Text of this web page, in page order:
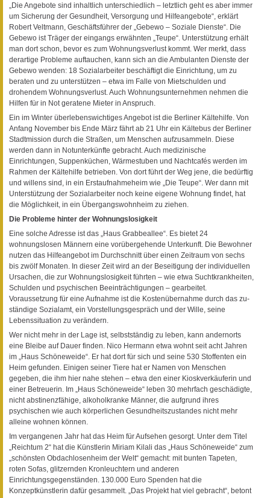
„Die Angebote sind inhaltlich unterschiedlich – letztlich geht es aber immer
um Sicherung der Gesundheit, Versorgung und Hilfeangebote“, erklärt
Robert Veltmann, Geschäftsführer der „Gebewo – Soziale Dienste“. Die
Gebewo ist Träger der eingangs erwähnten „Teupe“. Unterstützung erhält
man dort schon, bevor es zum Wohnungsverlust kommt. Wer merkt, dass
derartige Probleme auftauchen, kann sich an die Ambulanten Dienste der
Gebewo wenden: 18 Sozialarbeiter beschäftigt die Einrichtung, um zu
beraten und zu unterstützen – etwa im Falle von Mietschulden und
drohendem Wohnungsverlust. Auch Wohnungsunternehmen nehmen die
Hilfen für in Not geratene Mieter in Anspruch.
Ein im Winter überlebenswichtiges Angebot ist die Berliner Kältehilfe. Von
Anfang November bis Ende März fährt ab 21 Uhr ein Kältebus der Berliner
Stadtmission durch die Straßen, um Menschen aufzusammeln. Diese
werden dann in Notunterkünfte gebracht. Auch medizinische
Einrichtungen, Suppenküchen, Wärmestuben und Nachtcafés werden im
Rahmen der Kältehilfe betrieben. Von dort führt der Weg jene, die bedürftig
und willens sind, in ein Erstaufnahmeheim wie „Die Teupe“. Wer dann mit
Unterstützung der Sozialarbeiter noch keine eigene Wohnung findet, hat
die Möglichkeit, in ein Übergangswohnheim zu ziehen.
Die Probleme hinter der Wohnungslosigkeit
Eine solche Adresse ist das „Haus Grabbeallee“. Es bietet 24
wohnungslosen Männern eine vorübergehende Unterkunft. Die Bewohner
nutzen das Hilfeangebot im Durchschnitt über einen Zeitraum von sechs
bis zwölf Monaten. In dieser Zeit wird an der Beseitigung der individuellen
Ursachen, die zur Wohnungslosigkeit führten – wie etwa Suchtkrankheiten,
Schulden und psychischen Beeinträchtigungen – gearbeitet.
Voraussetzung für eine Aufnahme ist die Kostenübernahme durch das zu-
ständige Sozialamt, ein Vorstellungsgespräch und der Wille, seine
Lebenssituation zu verändern.
Wer nicht mehr in der Lage ist, selbstständig zu leben, kann andernorts
eine Bleibe auf Dauer finden. Nico Hermann etwa wohnt seit acht Jahren
im „Haus Schöneweide“. Er hat dort für sich und seine 530 Stoffenten ein
Heim gefunden. Einigen seiner Tiere hat er Namen von Menschen
gegeben, die ihm hier nahe stehen – etwa den einer Kioskverkäuferin und
einer Betreuerin. Im „Haus Schöneweide“ leben 30 mehrfach geschädigte,
nicht abstinenzfähige, alkoholkranke Männer, die aufgrund ihres
psychischen wie auch körperlichen Gesundheitszustandes nicht mehr
alleine wohnen können.
Im vergangenen Jahr hat das Heim für Aufsehen gesorgt. Unter dem Titel
„Reichtum 2“ hat die Künstlerin Miriam Kilali das „Haus Schöneweide“ zum
„schönsten Obdachlosenheim der Welt“ gemacht: mit bunten Tapeten,
roten Sofas, glitzernden Kronleuchtern und anderen
Einrichtungsgegenständen. 130.000 Euro Spenden hat die
Konzeptkünstlerin dafür gesammelt. „Das Projekt hat viel gebracht“, betont